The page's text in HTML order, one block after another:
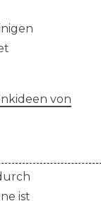
von
ist